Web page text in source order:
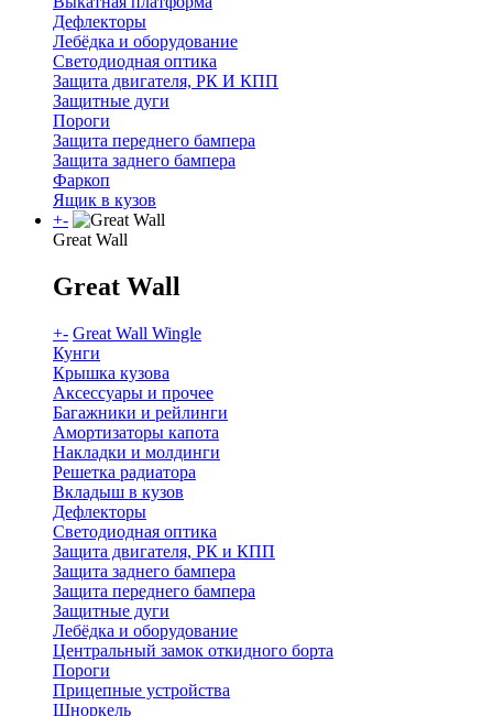
Дефлекторы
Лебёдка и оборудование
Светодиодная оптика
Защита двигателя, РК И КПП
Защитные дуги
Пороги
Защита переднего бампера
Защита заднего бампера
Фаркоп
Ящик в кузов
+-
Great Wall
Great Wall
+- Great Wall Wingle
Кунги
Крышка кузова
Аксессуары и прочее
Багажники и рейлинги
Амортизаторы капота
Накладки и молдинги
Решетка радиатора
Вкладыш в кузов
Дефлекторы
Светодиодная оптика
Защита двигателя, РК и КПП
Защита заднего бампера
Защита переднего бампера
Защитные дуги
Лебёдка и оборудование
Центральный замок откидного борта
Пороги
Прицепные устройства
Шноркель